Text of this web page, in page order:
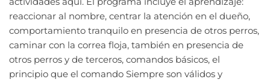
reaccionar al nombre, centrar la atención en el dueño,
comportamiento tranquilo en presencia de otros perros,
caminar con la correa floja, también en presencia de
otros perros y de terceros, comandos básicos, el
principio que el comando Siempre son válidos y